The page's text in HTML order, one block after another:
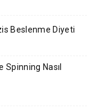
Beslenme Diyeti
Spinning Nasıl